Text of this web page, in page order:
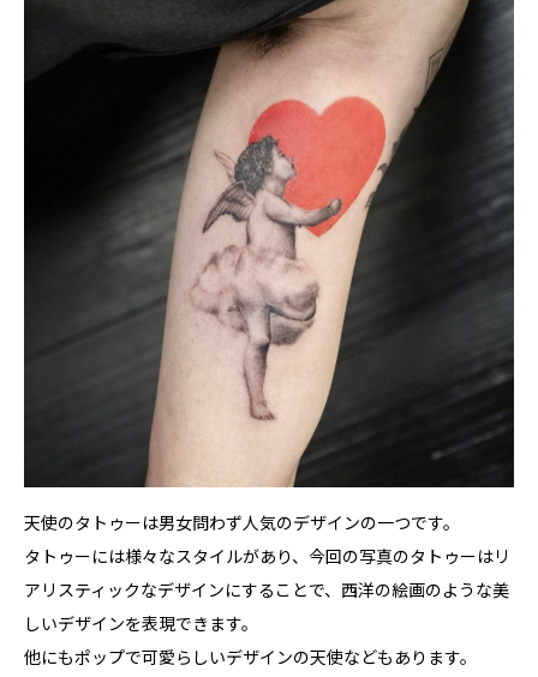
天使のタトゥーは男女問わず人気のデザインの一つです。
タトゥーには様々なスタイルがあり、今回の写真のタトゥーはリ
アリスティックなデザインにすることで、西洋の絵画のような美
しいデザインを表現できます。
他にもポップで可愛らしいデザインの天使などもあります。